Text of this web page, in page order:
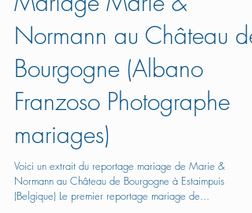
Mariage Marie &
Normann au Château de
Bourgogne (Albano
Franzoso Photographe
mariages)
Voici un extrait du reportage mariage de Marie &